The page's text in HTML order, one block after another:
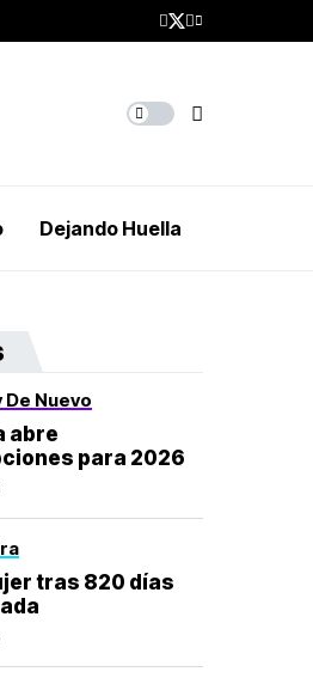
Dejando Huella
De Nuevo
abre
para 2026
tras 820 días